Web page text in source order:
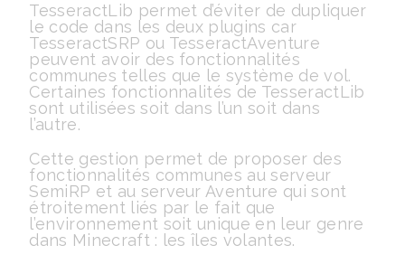
TesseractLib permet d’éviter de dupliquer
le code dans les deux plugins car
TesseractSRP ou TesseractAventure
peuvent avoir des fonctionnalités
communes telles que le système de vol.
Certaines fonctionnalités de TesseractLib
sont utilisées soit dans l’un soit dans
l’autre.
Cette gestion permet de proposer des
fonctionnalités communes au serveur
SemiRP et au serveur Aventure qui sont
étroitement liés par le fait que
l’environnement soit unique en leur genre
dans Minecraft : les îles volantes.